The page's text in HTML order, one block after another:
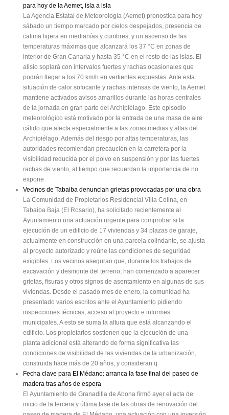
para hoy de la Aemet, isla a isla
La Agencia Estatal de Meteorología (Aemet) pronostica para hoy
sábado un tiempo marcado por cielos despejados, presencia de
calima ligera en medianías y cumbres, y un ascenso de las
temperaturas máximas que alcanzará los 37 °C en zonas de
interior de Gran Canaria y hasta 35 °C en el resto de las Islas. El
alisio soplará con intervalos fuertes y rachas ocasionales que
podrán llegar a los 70 km/h en vertientes expuestas. Ante esta
situación de calor sofocante y rachas intensas de viento, la Aemet
mantiene activados avisos amarillos durante las horas centrales
de la jornada en gran parte del Archipiélago. Este episodio
meteorológico está motivado por la entrada de una masa de aire
cálido que afecta especialmente a las zonas medias y altas del
Archipiélago. Además del riesgo por altas temperaturas, las
autoridades recomiendan precaución en la carretera por la
visibilidad reducida por el polvo en suspensión y por las fuertes
rachas de viento, al tiempo que recuerdan la importancia de no
expone
Vecinos de Tabaiba denuncian grietas provocadas por una obra
La Comunidad de Propietarios Residencial Villa Colina, en
Tabaiba Baja (El Rosario), ha solicitado recientemente al
Ayuntamiento una actuación urgente para comprobar si la
ejecución de un edificio de 17 viviendas y 34 plazas de garaje,
actualmente en construcción en una parcela colindante, se ajusta
al proyecto autorizado y reúne las condiciones de seguridad
exigibles. Los vecinos aseguran que, durante los trabajos de
excavación y desmonte del terreno, han comenzado a aparecer
grietas, fisuras y otros signos de asentamiento en algunas de sus
viviendas. Desde el pasado mes de enero, la comunidad ha
presentado varios escritos ante el Ayuntamiento pidiendo
inspecciones técnicas, acceso al proyecto e informes
municipales. A esto se suma la altura que está alcanzando el
edificio. Los propietarios sostienen que la ejecución de una
planta adicional está alterando de forma significativa las
condiciones de visibilidad de las viviendas de la urbanización,
construida hace más de 20 años, y consideran q
Fecha clave para El Médano: arranca la fase final del paseo de
madera tras años de espera
El Ayuntamiento de Granadilla de Abona firmó ayer el acta de
inicio de la tercera y última fase de las obras de renovación del